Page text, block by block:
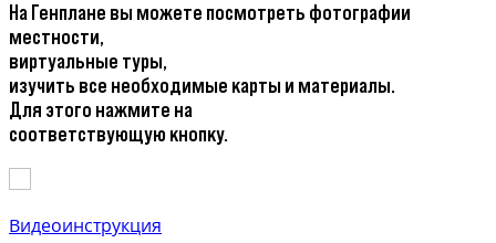
На Генплане вы можете посмотреть фотографии
местности,
виртуальные туры,
изучить все необходимые карты и материалы.
Для этого нажмите на
соответствующую кнопку.
Видеоинструкция